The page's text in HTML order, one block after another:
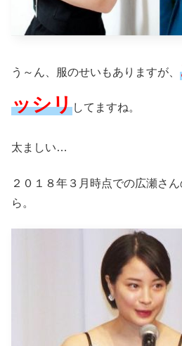
う～ん、服のせいもありますが、
ッシリしてますね。
太ましい…
２０１８年３月時点での広瀬さ
ら。